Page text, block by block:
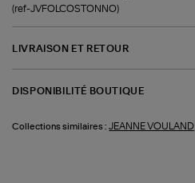
(ref-JVFOLCOSTONNO)
LIVRAISON ET RETOUR
DISPONIBILITÉ BOUTIQUE
Collections similaires : JEANNE VOULAND